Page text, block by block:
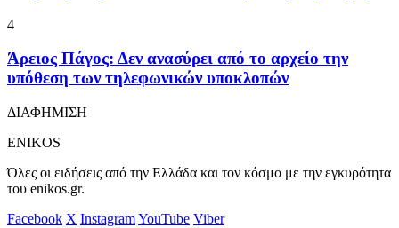
4
Άρειος Πάγος: Δεν ανασύρει από το αρχείο την
υπόθεση των τηλεφωνικών υποκλοπών
ΔΙΑΦΗΜΙΣΗ
ENIKOS
Όλες οι ειδήσεις από την Ελλάδα και τον κόσμο με την εγκυρότητα
του enikos.gr.
Facebook X InstagramYouTube Viber